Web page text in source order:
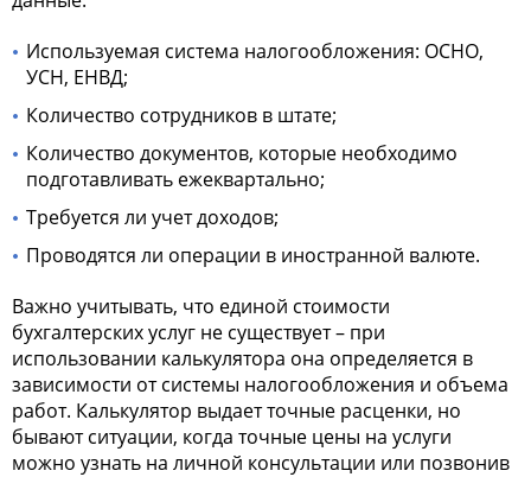
Используемая система налогообложения: ОСНО,
УСН, ЕНВД;
Количество сотрудников в штате;
Количество документов, которые необходимо
подготавливать ежеквартально;
Требуется ли учет доходов;
Проводятся ли операции в иностранной валюте.
Важно учитывать, что единой стоимости
бухгалтерских услуг не существует – при
использовании калькулятора она определяется в
зависимости от системы налогообложения и объема
работ. Калькулятор выдает точные расценки, но
бывают ситуации, когда точные цены на услуги
можно узнать на личной консультации или позвонив